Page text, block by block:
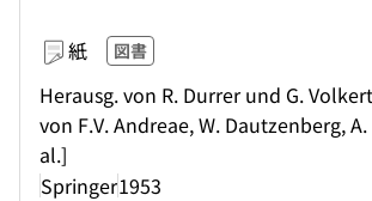
紙 図書
Herausg. von R. Durrer und G.
von F.V. Andreae, W. Dautzenberg,
al.]
Springer1953